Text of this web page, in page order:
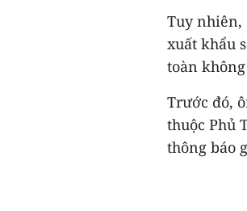
Tuy nhiên,
xuất khẩu
toàn
Trước đó,
thuộc Phủ
thông báo